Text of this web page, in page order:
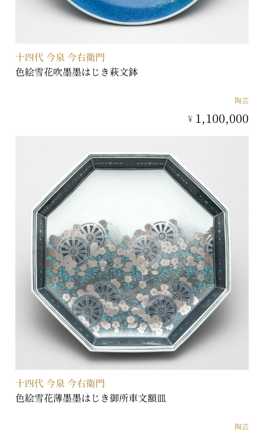
十四代 今泉 今右衛門
色絵雪花吹墨墨はじき萩文鉢
陶芸
¥ 1,100,000
十四代 今泉 今右衛門
色絵雪花薄墨墨はじき御所車文額皿
陶芸